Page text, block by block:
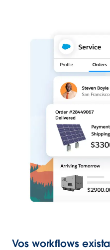
Vos workflows